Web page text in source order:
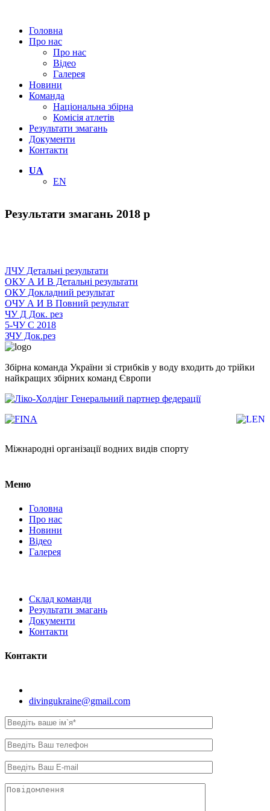
Головна
Про нас
Про нас
Відео
Галерея
Новини
Команда
Національна збірна
Комісія атлетів
Результати змагань
Документи
Контакти
UA
EN
Результати змагань 2018 р
ЛЧУ Детальні результати
ОКУ А И В Детальні результати
ОКУ Докладний результат
ОЧУ А И В Повний результат
ЧУ Д Док. рез
5-ЧУ С 2018
ЗЧУ Док.рез
Збірна команда України зі стрибків у воду входить до трійки
найкращих збірних команд Європи
Генеральний партнер федерації
Міжнародні організації водних видів спорту
Меню
Головна
Про нас
Новини
Відео
Галерея
Склад команди
Результати змагань
Документи
Контакти
Контакти
divingukraine@gmail.com